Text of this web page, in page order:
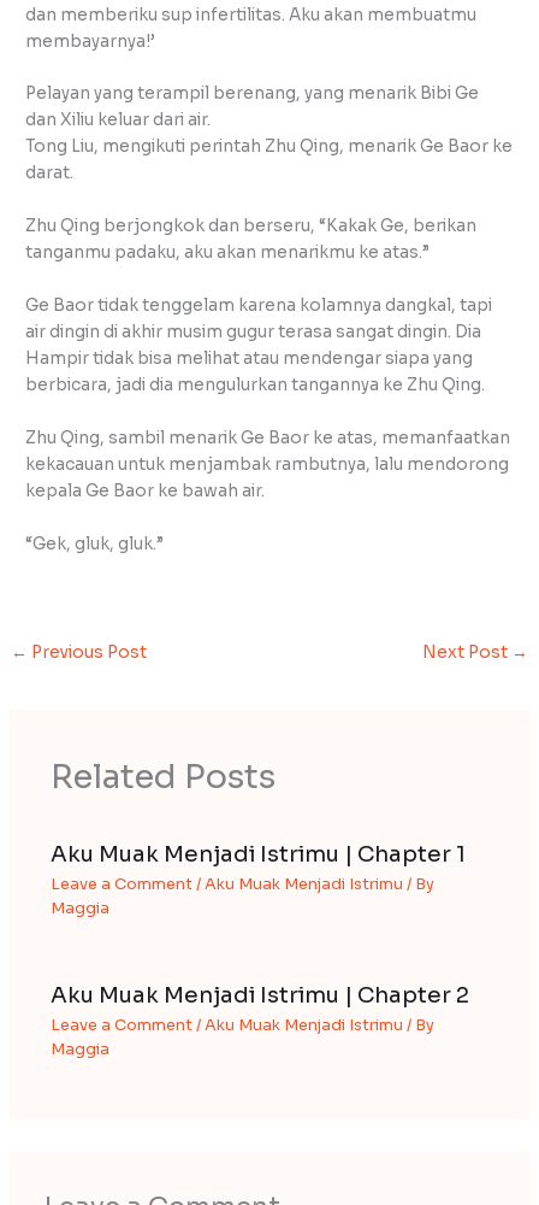
dan memberiku sup infertilitas. Aku akan membuatmu
membayarnya!’
Pelayan yang terampil berenang, yang menarik Bibi Ge
dan Xiliu keluar dari air.
Tong Liu, mengikuti perintah Zhu Qing, menarik Ge Baor ke
darat.
Zhu Qing berjongkok dan berseru, “Kakak Ge, berikan
tanganmu padaku, aku akan menarikmu ke atas.”
Ge Baor tidak tenggelam karena kolamnya dangkal, tapi
air dingin di akhir musim gugur terasa sangat dingin. Dia
Hampir tidak bisa melihat atau mendengar siapa yang
berbicara, jadi dia mengulurkan tangannya ke Zhu Qing.
Zhu Qing, sambil menarik Ge Baor ke atas, memanfaatkan
kekacauan untuk menjambak rambutnya, lalu mendorong
kepala Ge Baor ke bawah air.
“Gek, gluk, gluk.”
← Previous Post Next Post →
Related Posts
Aku Muak Menjadi Istrimu | Chapter 1
Leave a Comment /Aku Muak Menjadi Istrimu / By
Maggia
Aku Muak Menjadi Istrimu | Chapter 2
Leave a Comment /Aku Muak Menjadi Istrimu / By
Maggia